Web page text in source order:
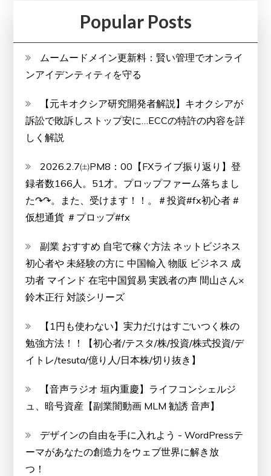
Popular Posts
ムームードメイン更新料：賢い管理でオンライ
ンアイデンティティを守る
【元キオクシア研究開発者解説】キオクシアが
訴訟で敗訴しストップ安に…ECCの特許の内容を詳
しく解説
2026.2.7㈯PM8：00【FXライブ振り返り】登
録者数166人。51才。プロップファーム落ちまし
た↷↷。また、受けます！！。＃投資#fx初心者 #
仮想通貨 ＃プロップ#fx
副業 おすすめ 自宅で稼ぐ方法 ネットビジネス
初心者や 未経験の方に 中国輸入 物販 ビジネス 成
功者 マインド 在宅中国貿易 実践者の声 間山さん×
鈴木正行 対談シリーズ
【1円も使わない】実力だけはすごいつく株の
勉強方法！！【初心者/テスタ/株/投資/株式投資/デ
イトレ/tesuta/億り人/日本株/切り抜き】
【音声ラジオ 垣内重慶】ライフコンシェルジ
ュ、暗号資産【副業闇動画 MLM 勧誘 音声】
デザインの自由を手に入れよう - WordPressテ
ーマがあなたの創造力をウェブ世界に解き放
つ！